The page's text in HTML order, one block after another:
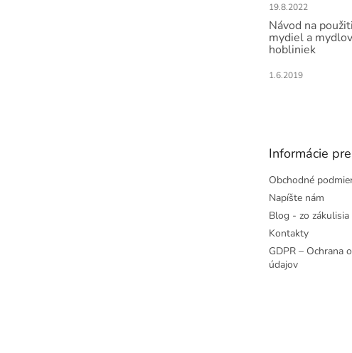
19.8.2022
Návod na
mydiel a
hobliniek
1.6.2019
Informácie
Obchodné
Napíšte nám
Blog - zo zákulisia
Kontakty
GDPR – Ochrana
údajov